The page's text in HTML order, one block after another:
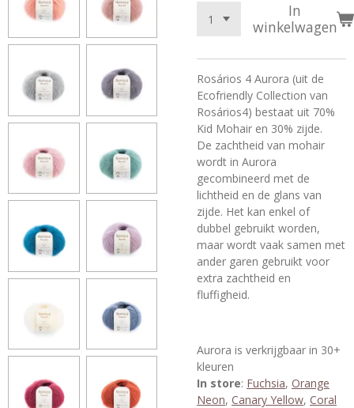
In
winkelwagen
Rosários 4 Aurora (uit de
Ecofriendly Collection van
Rosários4) bestaat uit 70%
Kid Mohair en 30% zijde.
De zachtheid van mohair
wordt in Aurora
gecombineerd met de
lichtheid en de glans van
zijde. Het kan enkel of
dubbel gebruikt worden,
maar wordt vaak samen met
ander garen gebruikt voor
extra zachtheid en
fluffigheid.
Aurora is verkrijgbaar in 30+
kleuren
In store: Fuchsia, Orange
Neon, Canary Yellow, Coral